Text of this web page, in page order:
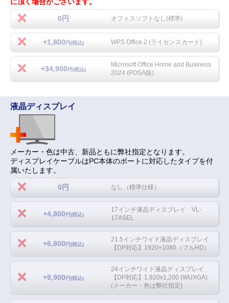
に頂く場合がございます。
0円 オフィスソフトなし(標準)
+1,800 円(税込) WPS Office 2 (ライセンスカード)
+34,900 円(税込)
Microsoft Office Home and Business
2024 (POSA版)
液晶ディスプレイ
メーカー・色は中古、新品ともに弊社指定となります。
ディスプレイケーブルはPC本体のポートに対応したタイプを付
属いたします。
0円 なし（標準仕様）
+4,800 円(税込)
17インチ液晶ディスプレイ VL-
17ASEL
+6,800 円(税込)
21.5インチワイド液晶ディスプレイ
【DP対応】1920×1080（フルHD）
+9,900 円(税込)
24インチワイド液晶ディスプレイ
【DP対応】1,920x1,200 (WUXGA)
(メーカー・色は弊社指定)